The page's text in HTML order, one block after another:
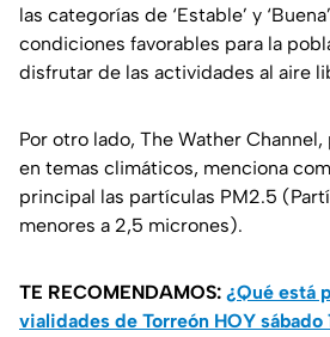
las categorías de ‘Estable’ y
condiciones favorables para la
disfrutar de las actividades al aire
Por otro lado, The Wather
en temas climáticos, menciona
principal las partículas PM2.5
menores a 2,5 micrones).
TE RECOMENDAMOS: ¿Qué está
vialidades de Torreón HOY sábado